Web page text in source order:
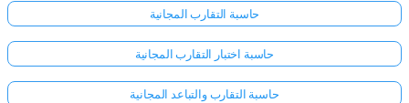
حاسبة التقارب المجانية
حاسبة اختبار التقارب المجانية
حاسبة التقارب والتباعد المجانية